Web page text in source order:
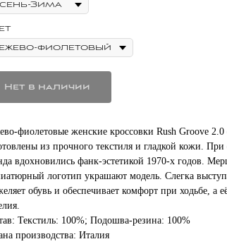
Нет в наличии
фиолетовые женские кроссовки Rush Groove 2.0
из прочного текстиля и гладкой кожи.
вдохновились фанк-эстетикой 1970-х годов.
логотип украшают модель. Слегка
обувь и обеспечивает комфорт при ходьбе, а
Текстиль: 100%; Подошва-резина: 100%
производства: Италия